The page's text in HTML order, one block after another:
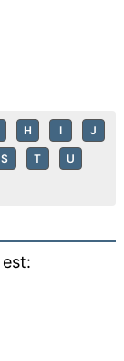
H I J
S T U
est: